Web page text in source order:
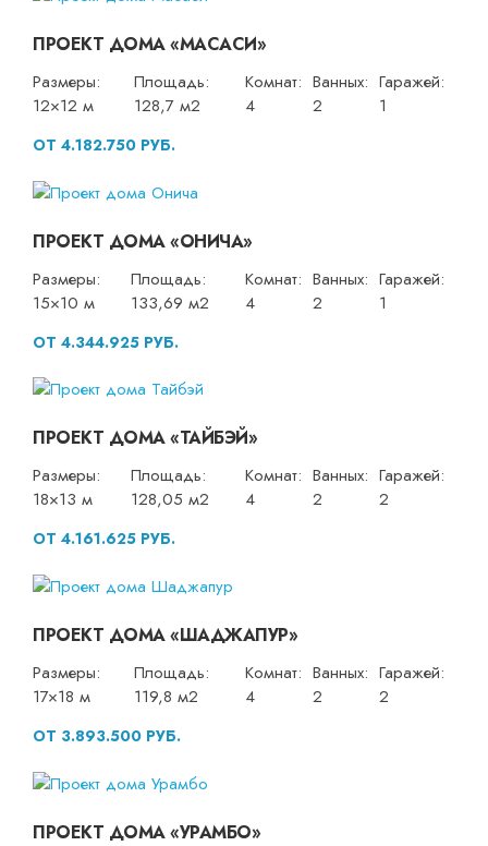
ПРОЕКТ ДОМА «МАСАСИ»
Размеры:
12×12 м
Площадь:
128,7 м2
Комнат:
4
Ванных:
2
Гаражей:
1
ОТ 4.182.750 РУБ.
ПРОЕКТ ДОМА «ОНИЧА»
Размеры:
15×10 м
Площадь:
133,69 м2
Комнат:
4
Ванных:
2
Гаражей:
1
ОТ 4.344.925 РУБ.
ПРОЕКТ ДОМА «ТАЙБЭЙ»
Размеры:
18×13 м
Площадь:
128,05 м2
Комнат:
4
Ванных:
2
Гаражей:
2
ОТ 4.161.625 РУБ.
ПРОЕКТ ДОМА «ШАДЖАПУР»
Размеры:
17×18 м
Площадь:
119,8 м2
Комнат:
4
Ванных:
2
Гаражей:
2
ОТ 3.893.500 РУБ.
ПРОЕКТ ДОМА «УРАМБО»